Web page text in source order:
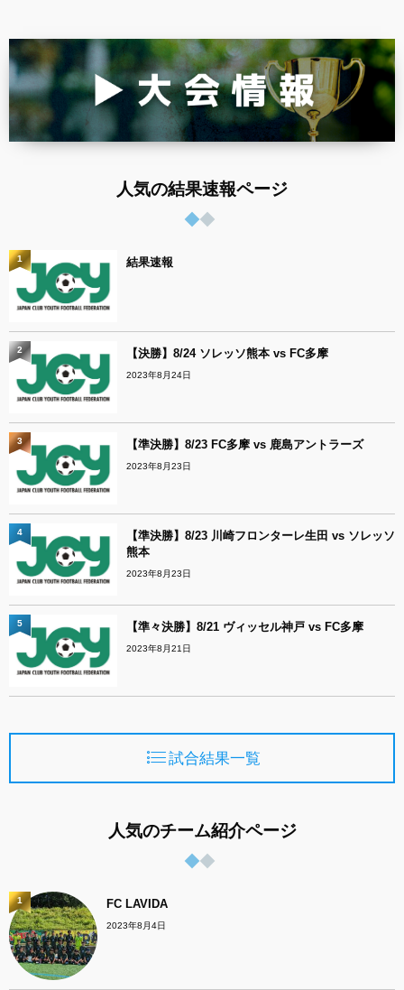
人気の結果速報ページ
結果速報
1
【決勝】8/24 ソレッソ熊本 vs FC多摩
2023年8月24日
2
【準決勝】8/23 FC多摩 vs 鹿島アントラーズ
2023年8月23日
3
【準決勝】8/23 川崎フロンターレ生田 vs ソレッソ
熊本
2023年8月23日
4
【準々決勝】8/21 ヴィッセル神戸 vs FC多摩
2023年8月21日
5
試合結果一覧
人気のチーム紹介ページ
FC LAVIDA
2023年8月4日
1